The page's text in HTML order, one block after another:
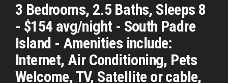
3 Bedrooms, 2.5 Baths, Sleeps 8
- $154 avg/night - South Padre
Island - Amenities include:
Internet, Air Conditioning, Pets
Welcome, TV, Satellite or cable,